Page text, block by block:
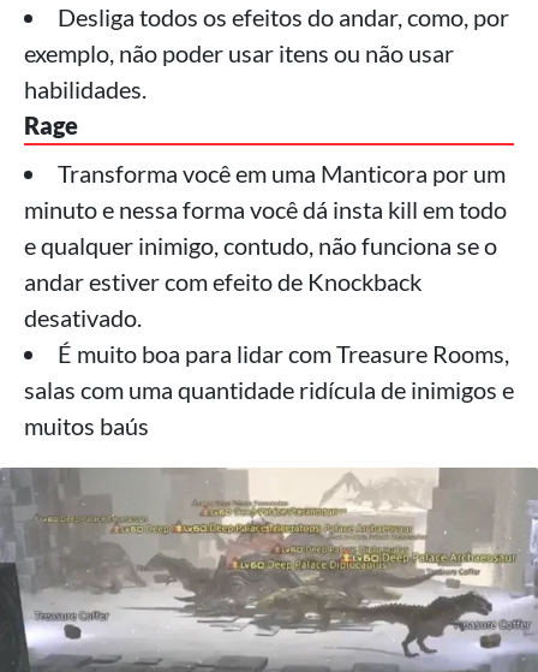
Desliga todos os efeitos do andar, como, por
exemplo, não poder usar itens ou não usar
habilidades.
Rage
Transforma você em uma Manticora por um
minuto e nessa forma você dá insta kill em todo
e qualquer inimigo, contudo, não funciona se o
andar estiver com efeito de Knockback
desativado.
É muito boa para lidar com Treasure Rooms,
salas com uma quantidade ridícula de inimigos e
muitos baús